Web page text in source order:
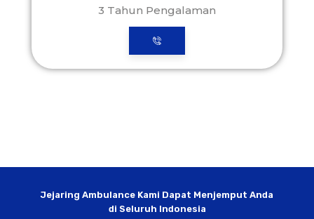
3 Tahun Pengalaman
Jejaring Ambulance Kami Dapat Menjemput Anda
di Seluruh Indonesia